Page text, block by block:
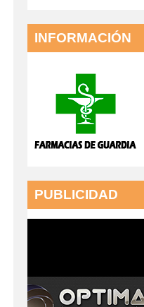
INFORMACIÓN
PUBLICIDAD